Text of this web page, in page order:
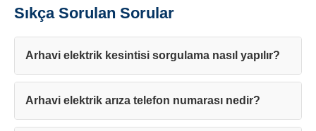
Sıkça Sorulan Sorular
Arhavi elektrik kesintisi sorgulama nasıl yapılır?
Arhavi elektrik arıza telefon numarası nedir?